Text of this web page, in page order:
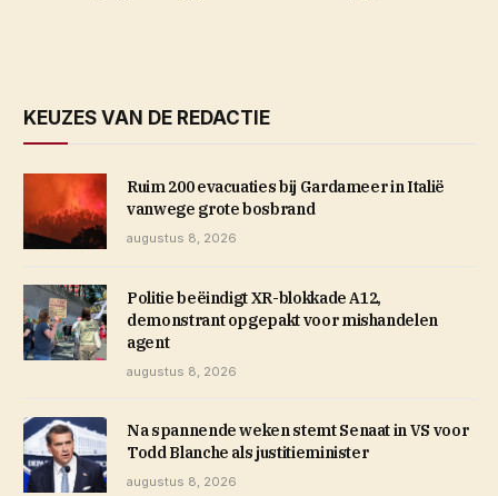
KEUZES VAN DE REDACTIE
Ruim 200 evacuaties bij Gardameer in Italië
vanwege grote bosbrand
augustus 8, 2026
Politie beëindigt XR-blokkade A12,
demonstrant opgepakt voor mishandelen
agent
augustus 8, 2026
Na spannende weken stemt Senaat in VS voor
Todd Blanche als justitieminister
augustus 8, 2026